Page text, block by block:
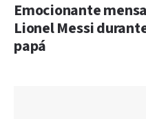
Emocionante
Lionel Messi
papá